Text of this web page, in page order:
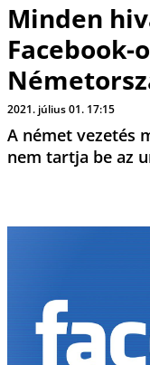
Minden
2021. július 01. 17:15
A német vezetés
nem tartja be az